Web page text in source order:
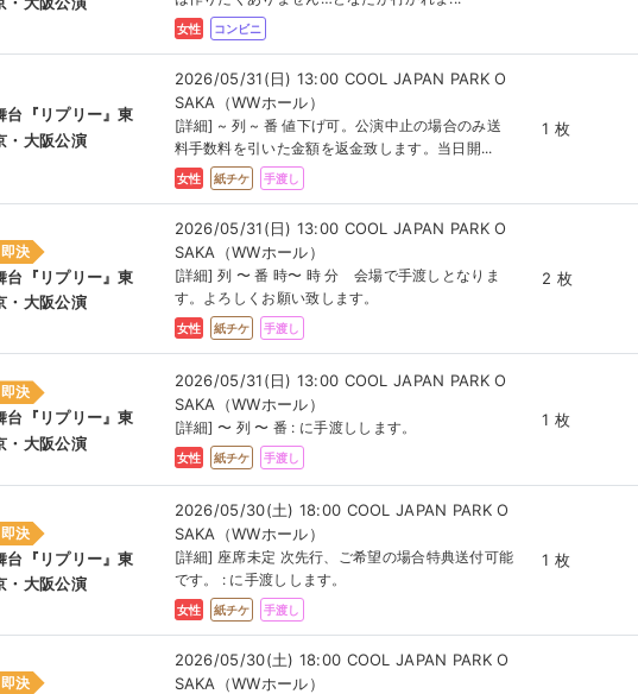
女性 コンビニ
台『リプリー』東
・大阪公演
2026/05/31(日) 13:00 COOL JAPAN PARK O
SAKA（WWホール）
[詳細] ~ 列 ~ 番 値下げ可。公演中止の場合のみ送
料手数料を引いた金額を返金致します。当日開...
女性 紙チケ 手渡し
1 枚
即決
台『リプリー』東
・大阪公演
2026/05/31(日) 13:00 COOL JAPAN PARK O
SAKA（WWホール）
[詳細] 列 〜 番 時〜 時 分 会場で手渡しとなりま
す。よろしくお願い致します。
女性 紙チケ 手渡し
2 枚
即決
台『リプリー』東
・大阪公演
2026/05/31(日) 13:00 COOL JAPAN PARK O
SAKA（WWホール）
[詳細] 〜 列 〜 番 : に手渡しします。
女性 紙チケ 手渡し
1 枚
即決
台『リプリー』東
・大阪公演
2026/05/30(土) 18:00 COOL JAPAN PARK O
SAKA（WWホール）
[詳細] 座席未定 次先行、ご希望の場合特典送付可能
です。 : に手渡しします。
女性 紙チケ 手渡し
1 枚
即決
2026/05/30(土) 18:00 COOL JAPAN PARK O
SAKA（WWホール）